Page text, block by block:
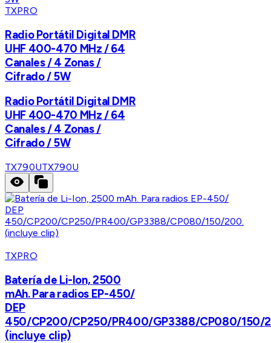
TXPRO
Radio Portátil Digital DMR
UHF 400-470 MHz / 64
Canales / 4 Zonas /
Cifrado / 5W
Radio Portátil Digital DMR
UHF 400-470 MHz / 64
Canales / 4 Zonas /
Cifrado / 5W
TX790UTX790U
TXPRO
Batería de Li-Ion, 2500
mAh. Para radios EP-450/
DEP
450/CP200/CP250/PR400/GP3388/CP080/150/
(incluye clip)